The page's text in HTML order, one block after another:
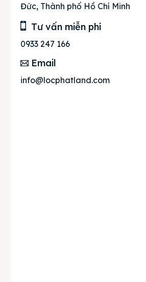
Đức, Thành phố Hồ Chí Minh
Tư vấn miễn phí
0933 247 166
Email
info@locphatland.com